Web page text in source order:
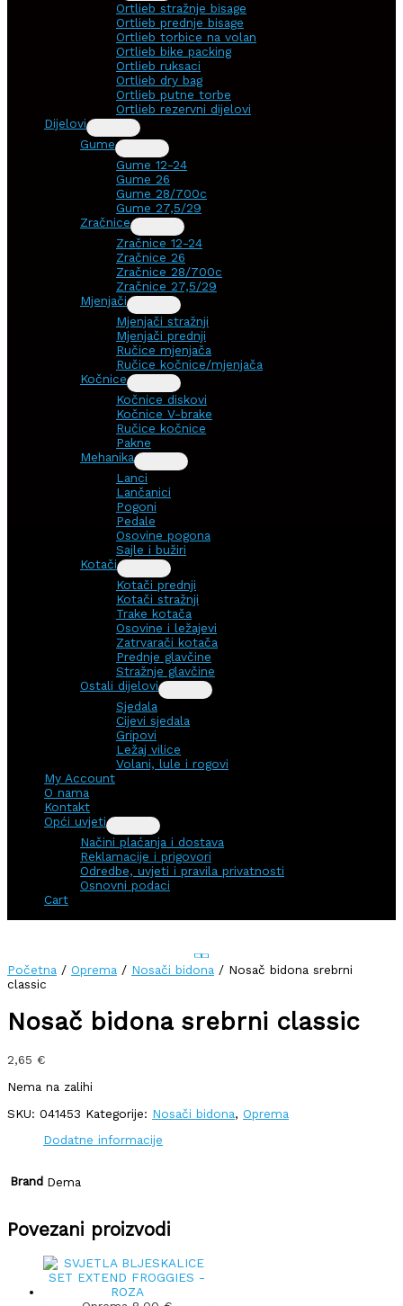
Ortlieb stražnje bisage
Ortlieb prednje bisage
Ortlieb torbice na volan
Ortlieb bike packing
Ortlieb ruksaci
Ortlieb dry bag
Ortlieb putne torbe
Ortlieb rezervni dijelovi
Dijelovi
Gume
Gume 12-24
Gume 26
Gume 28/700c
Gume 27,5/29
Zračnice
Zračnice 12-24
Zračnice 26
Zračnice 28/700c
Zračnice 27,5/29
Mjenjači
Mjenjači stražnji
Mjenjači prednji
Ručice mjenjača
Ručice kočnice/mjenjača
Kočnice
Kočnice diskovi
Kočnice V-brake
Ručice kočnice
Pakne
Mehanika
Lanci
Lančanici
Pogoni
Pedale
Osovine pogona
Sajle i bužiri
Kotači
Kotači prednji
Kotači stražnji
Trake kotača
Osovine i ležajevi
Zatrvarači kotača
Prednje glavčine
Stražnje glavčine
Ostali dijelovi
Sjedala
Cijevi sjedala
Gripovi
Ležaj vilice
Volani, lule i rogovi
My Account
O nama
Kontakt
Opći uvjeti
Načini plaćanja i dostava
Reklamacije i prigovori
Odredbe, uvjeti i pravila privatnosti
Osnovni podaci
Cart
Početna / Oprema / Nosači bidona / Nosač bidona srebrni
classic
Nosač bidona srebrni classic
2,65 €
Nema na zalihi
SKU: 041453 Kategorije: Nosači bidona, Oprema
Dodatne informacije
Brand Dema
Povezani proizvodi